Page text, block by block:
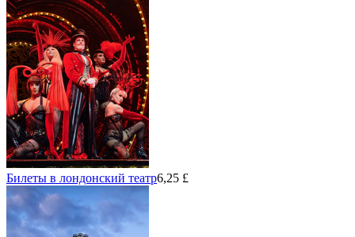
Билеты в лондонский театр6,25 £